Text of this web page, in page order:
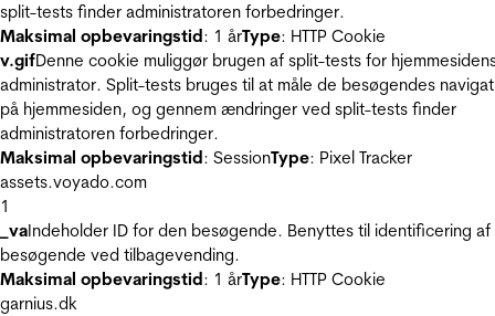
split-tests finder administratoren forbedringer.
Maksimal opbevaringstid: 1 årType: HTTP Cookie
v.gifDenne cookie muliggør brugen af split-tests for
administrator. Split-tests bruges til at måle de besøgendes
på hjemmesiden, og gennem ændringer ved split-tests finder
administratoren forbedringer.
Maksimal opbevaringstid: SessionType: Pixel Tracker
assets.voyado.com
1
_vaIndeholder ID for den besøgende. Benyttes til identificering af
besøgende ved tilbagevending.
Maksimal opbevaringstid: 1 årType: HTTP Cookie
garnius.dk